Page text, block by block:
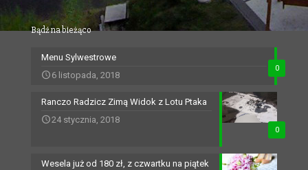
Bądź na bieżąco
0
Menu Sylwestrowe
6 listopada, 2018
0
Ranczo Radzicz Zimą Widok z Lotu Ptaka
24 stycznia, 2018
Wesela już od 180 zł, z czwartku na piątek